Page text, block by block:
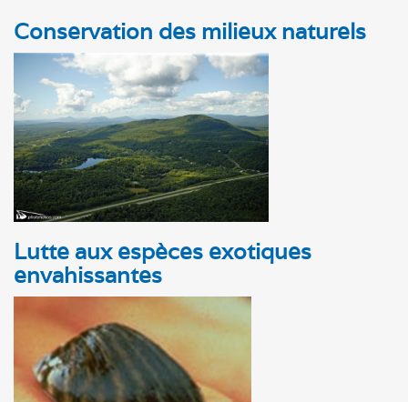
Conservation des milieux naturels
Lutte aux espèces exotiques
envahissantes